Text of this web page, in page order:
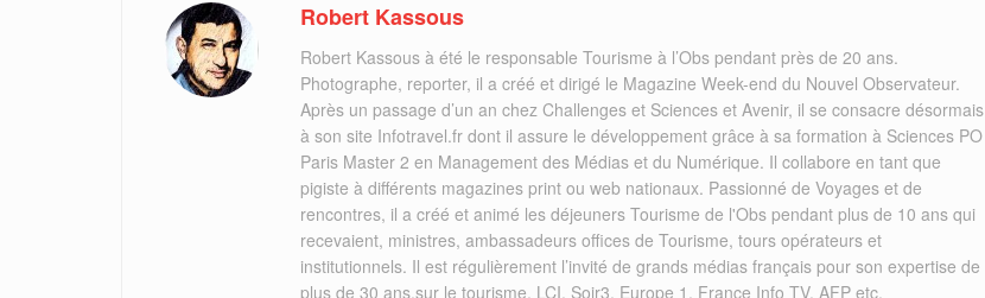
Robert Kassous
Robert Kassous à été le responsable Tourisme à l’Obs pendant près de 20 ans.
Photographe, reporter, il a créé et dirigé le Magazine Week-end du Nouvel Observateur.
Après un passage d’un an chez Challenges et Sciences et Avenir, il se consacre désormais
à son site Infotravel.fr dont il assure le développement grâce à sa formation à Sciences PO
Paris Master 2 en Management des Médias et du Numérique. Il collabore en tant que
pigiste à différents magazines print ou web nationaux. Passionné de Voyages et de
rencontres, il a créé et animé les déjeuners Tourisme de l'Obs pendant plus de 10 ans qui
recevaient, ministres, ambassadeurs offices de Tourisme, tours opérateurs et
institutionnels. Il est régulièrement l’invité de grands médias français pour son expertise de
plus de 30 ans,sur le tourisme, LCI, Soir3, Europe 1, France Info TV, AFP etc.